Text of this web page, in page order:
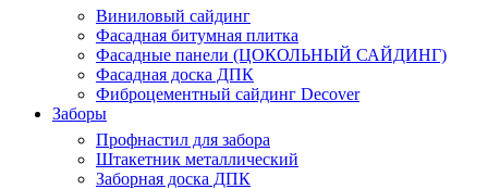
Виниловый сайдинг
Фасадная битумная плитка
Фасадные панели (ЦОКОЛЬНЫЙ САЙДИНГ)
Фасадная доска ДПК
Фиброцементный сайдинг Decover
Заборы
Профнастил для забора
Штакетник металлический
Заборная доска ДПК